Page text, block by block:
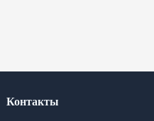
Контакты